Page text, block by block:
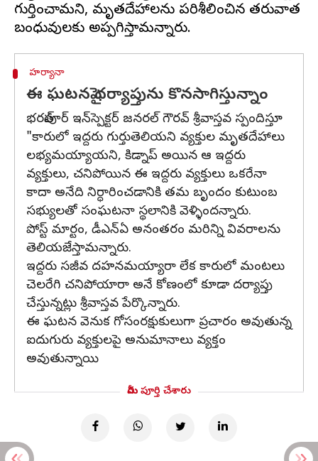
గుర్తించామని, మృతదేహాలను పరిశీలించిన తరువాత
హర్యానా
ఈ ఘటనపై ధర్యాప్తును కొనసాగిస్తున్నాం
భరత్‌పూర్ ఇన్‌స్పెక్టర్ జనరల్ గౌరవ్ శ్రీవాస్తవ స్పందిస్తూ
"కారులో ఇద్దరు గుర్తుతెలియని వ్యక్తుల మృతదేహాలు
లభ్యమయ్యాయని, కిడ్నాప్ అయిన ఆ ఇద్దరు
వ్యక్తులు, చనిపోయిన ఈ ఇద్దరు వ్యక్తులు ఒకరేనా
కాదా అనేది నిర్ధారించడానికి తమ బృందం కుటుంబ
సభ్యులతో సంఘటనా స్థలానికి వెళ్ళిందన్నారు.
పోస్ట్ మార్టం, డీఎన్ఏ అనంతరం మరిన్ని వివరాలను
తెలియజేస్తామన్నారు.
ఇద్దరు సజీవ దహనమయ్యారా లేక కారులో మంటలు
చెలరేగి చనిపోయారా అనే కోణంలో కూడా దర్యాప్తు
చేస్తున్నట్లు శ్రీవాస్తవ పేర్కొన్నారు.
ఈ ఘటన వెనుక గోసంరక్షుకులుగా ప్రచారం అవుతున్న
ఐదుగురు వ్యక్తులపై అనుమానాలు వ్యక్తం
అవుతున్నాయి
మీరు పూర్తి చేశారు